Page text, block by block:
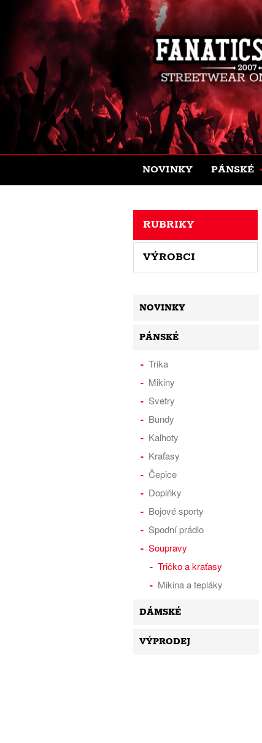
NOVINKY PÁNSKÉ
RUBRIKY
VÝROBCI
NOVINKY
PÁNSKÉ
Trika
Mikiny
Svetry
Bundy
Kalhoty
Kraťasy
Čepice
Doplňky
Bojové sporty
Spodní prádlo
Soupravy
Tričko a kraťasy
Mikina a tepláky
DÁMSKÉ
VÝPRODEJ